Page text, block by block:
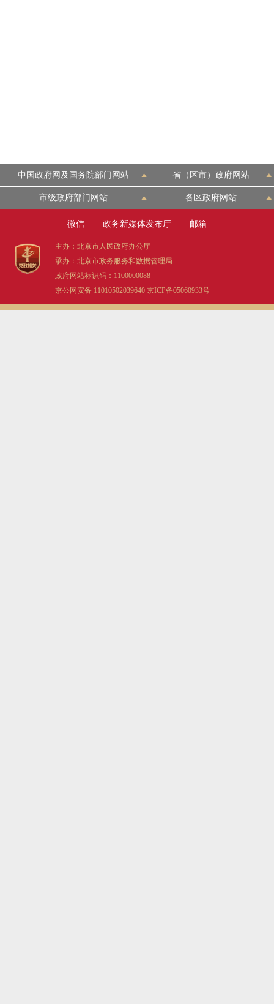
中国政府网及国务院部门网站 省（区市）政府网站
市级政府部门网站 各区政府网站
微信 政务新媒体发布厅 邮箱
主办：北京市人民政府办公厅
承办：北京市政务服务和数据管理局
政府网站标识码：1100000088
京公网安备 11010502039640 京ICP备05060933号